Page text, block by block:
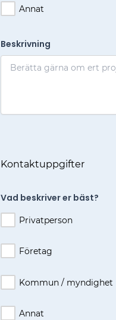
Annat
Beskrivning
Kontaktuppgifter
Vad beskriver er bäst?
Privatperson
Företag
Kommun / myndighet
Annat